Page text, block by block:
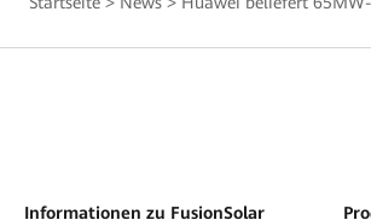
Informationen zu FusionSolar